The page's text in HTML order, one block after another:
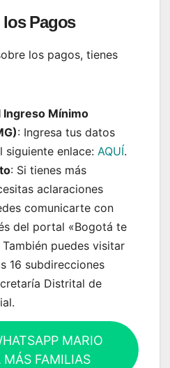
Pagos
los pagos, tienes
Ingreso Mínimo
: Ingresa tus datos
siguiente enlace: AQUÍ.
: Si tienes más
aclaraciones
comunicarte con
del portal «Bogotá te
También puedes visitar
16 subdirecciones
Distrital de
MARIO
FAMILIAS